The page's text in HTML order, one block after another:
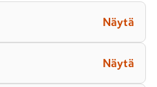
Näytä
Näytä